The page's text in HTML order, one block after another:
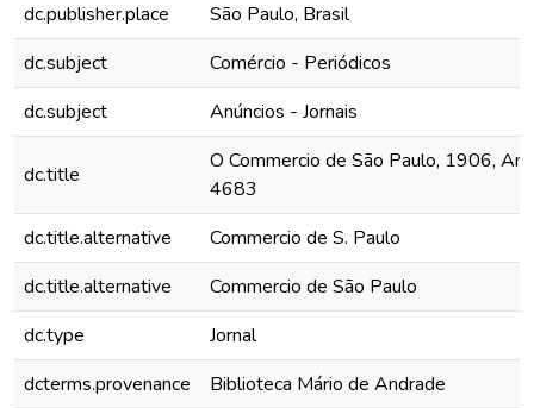
dc.publisher.place
São Paulo, Brasil
dc.subject
Comércio - Periódicos
dc.subject
Anúncios - Jornais
dc.title
O Commercio de São Paulo, 1906,
4683
dc.title.alternative
Commercio de S. Paulo
dc.title.alternative
Commercio de São Paulo
dc.type
Jornal
dcterms.provenance
Biblioteca Mário de Andrade